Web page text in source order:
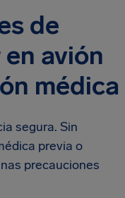
de
avión
médica
segura. Sin
previa o
precauciones